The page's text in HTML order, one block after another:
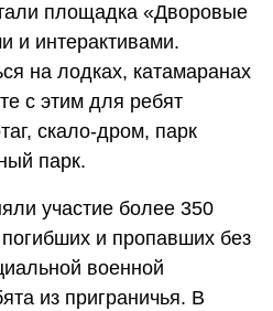
площадка «Дворовые
и интерактивами.
на лодках, катамаранах
с этим для ребят
скало-дром, парк
парк.
участие более 350
и пропавших без
военной
из приграничья. В